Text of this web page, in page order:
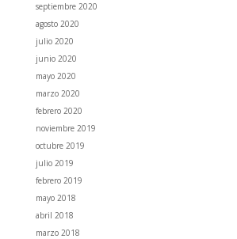
septiembre 2020
agosto 2020
julio 2020
junio 2020
mayo 2020
marzo 2020
febrero 2020
noviembre 2019
octubre 2019
julio 2019
febrero 2019
mayo 2018
abril 2018
marzo 2018